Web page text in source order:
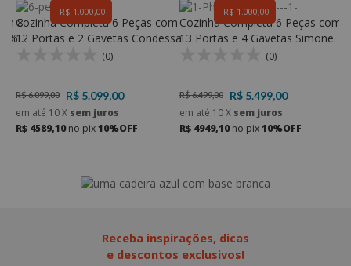
R$ 1.000,00
8
R$ 1.000,00
Cozinha Completa 6 Peças com
12 Portas e 2 Gavetas Condessa
100% MDF - Nesher
(0)
R$ 6.099,00
R$ 5.099,00
em até 10X sem juros
R$ 4589,10no pix10%OFF
Cozinha Completa 6 Peças com
13 Portas e 4 Gavetas Simone
Mendes 100% MDF - Nesher
(0)
R$ 6.499,00
R$ 5.499,00
em até 10X sem juros
R$ 4949,10no pix10%OFF
Receba inspirações, dicas
e descontos exclusivos!